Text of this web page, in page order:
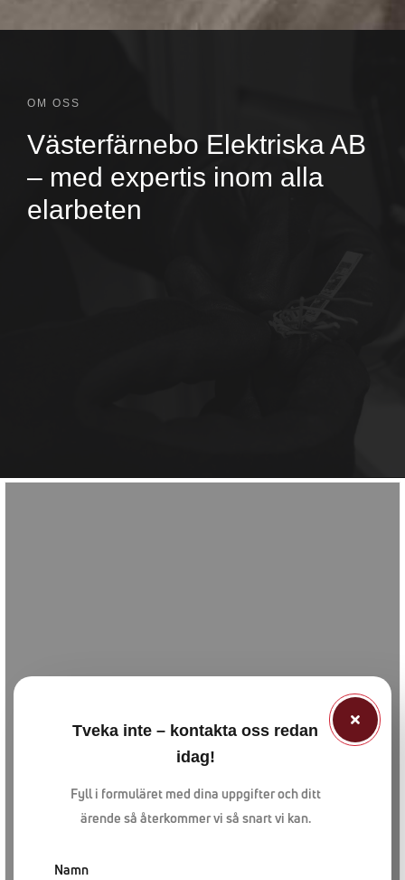
OM OSS
Västerfärnebo Elektriska AB
– med expertis inom alla
elarbeten
Tveka inte – kontakta oss redan
idag!
Fyll i formuläret med dina uppgifter och ditt
ärende så återkommer vi så snart vi kan.
Namn